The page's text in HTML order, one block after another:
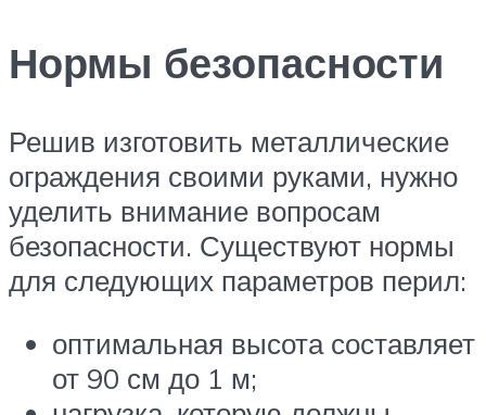
Нормы безопасности
Решив изготовить металлические
ограждения своими руками, нужно
уделить внимание вопросам
безопасности. Существуют нормы
для следующих параметров перил:
оптимальная высота составляет
от 90 см до 1 м;